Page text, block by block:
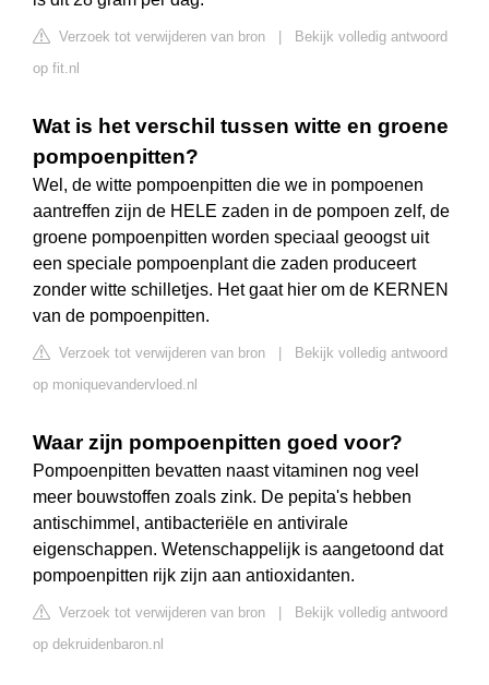
Verzoek tot verwijderen van bron
Bekijk volledig antwoord
op fit.nl
Wat is het verschil tussen witte en groene
pompoenpitten?
Wel, de witte pompoenpitten die we in pompoenen
aantreffen zijn de HELE zaden in de pompoen zelf, de
groene pompoenpitten worden speciaal geoogst uit
een speciale pompoenplant die zaden produceert
zonder witte schilletjes. Het gaat hier om de KERNEN
van de pompoenpitten.
Verzoek tot verwijderen van bron
Bekijk volledig antwoord
op moniquevandervloed.nl
Waar zijn pompoenpitten goed voor?
Pompoenpitten bevatten naast vitaminen nog veel
meer bouwstoffen zoals zink. De pepita's hebben
antischimmel, antibacteriële en antivirale
eigenschappen. Wetenschappelijk is aangetoond dat
pompoenpitten rijk zijn aan antioxidanten.
Verzoek tot verwijderen van bron
Bekijk volledig antwoord
op dekruidenbaron.nl